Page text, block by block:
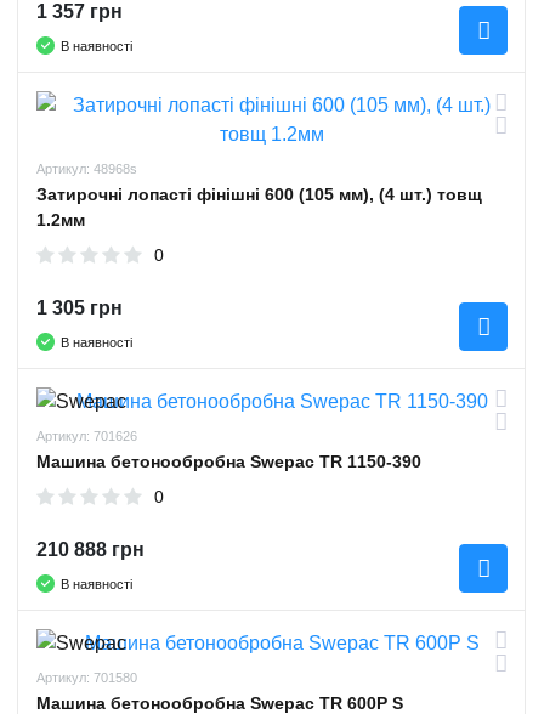
1 357 грн
В наявності
Артикул: 48968s
Затирочні лопасті фінішні 600 (105 мм), (4 шт.) товщ
1.2мм
0
1 305 грн
В наявності
Артикул: 701626
Машина бетонообробна Swepac TR 1150-390
0
210 888 грн
В наявності
Артикул: 701580
Машина бетонообробна Swepac TR 600P S